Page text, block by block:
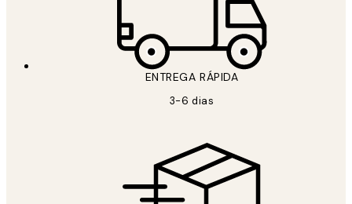
ENTREGA RÁPIDA
3-6 dias